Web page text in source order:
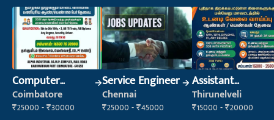
Computer
Operator
Coimbatore
₹25000 - ₹30000
Service Engineer
Chennai
₹25000 - ₹45000
Assistant
Manager
Thirunelveli
₹15000 - ₹20000